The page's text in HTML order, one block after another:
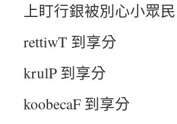
上盯行銀被別心小眾
rettiwT 到享分
krulP 到享分
koobecaF 到享分